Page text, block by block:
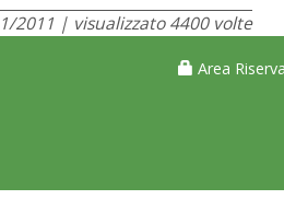
2011 | visualizzato 4400 volte
Area